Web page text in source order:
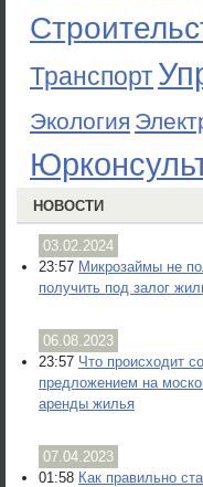
Транспорт
Экология
НОВОСТИ
03.02.2024
23:57 Микрозаймы не
получить под залог
06.08.2023
23:57 Что происходит
предложением на
аренды жилья
07.04.2023
01:58 Как правильно